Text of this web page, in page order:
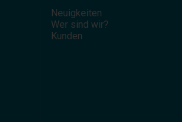
Neuigkeiten
Wer sind wir?
Kunden